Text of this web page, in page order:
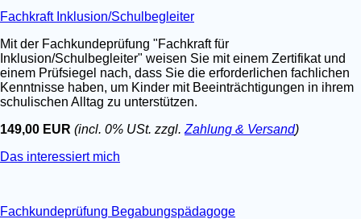
Fachkraft Inklusion/Schulbegleiter
Mit der Fachkundeprüfung "Fachkraft für
Inklusion/Schulbegleiter" weisen Sie mit einem Zertifikat und
einem Prüfsiegel nach, dass Sie die erforderlichen fachlichen
Kenntnisse haben, um Kinder mit Beeinträchtigungen in ihrem
schulischen Alltag zu unterstützen.
149,00 EUR (incl. 0% USt. zzgl. Zahlung & Versand)
Das interessiert mich
Fachkundeprüfung Begabungspädagoge